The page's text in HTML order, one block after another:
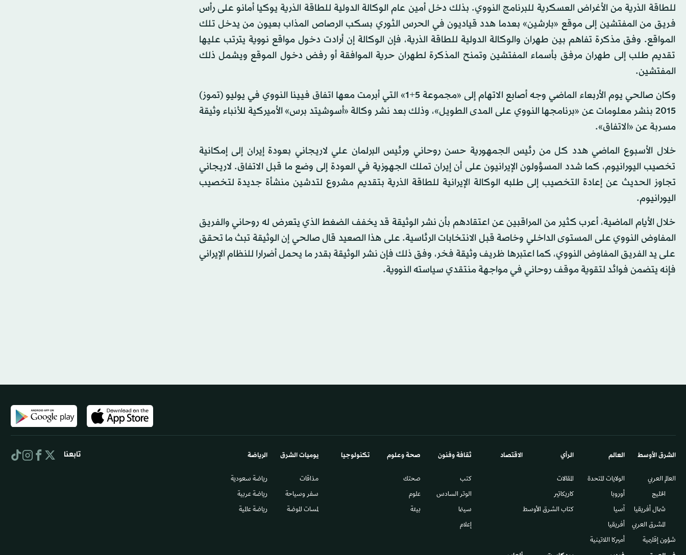
للطاقة الذرية من الأغراض العسكرية للبرنامج النووي. بذلك دخل أمين عام الوكالة الدولية للطاقة الذرية يوكيا أمانو على رأس
فريق من المفتشين إلى موقع «بارشين» بعدما هدد قياديون في الحرس الثوري بسكب الرصاص المذاب بعيون من يدخل تلك
المواقع. وفق مذكرة تفاهم بين طهران والوكالة الدولية للطاقة الذرية، فإن الوكالة إن أرادت دخول مواقع نووية يترتب عليها
تقديم طلب إلى طهران مرفق بأسماء المفتشين وتمنح المذكرة لطهران حرية الموافقة أو رفض دخول الموقع ويشمل ذلك
المفتشين.
وكان صالحي يوم الأربعاء الماضي وجه أصابع الاتهام إلى «مجموعة 5+1» التي أبرمت معها اتفاق فيينا النووي في يوليو (تموز)
2015 بنشر معلومات عن «برنامجها النووي على المدى الطويل»، وذلك بعد نشر وكالة «أسوشيتد برس» الأميركية للأنباء وثيقة
مسربة عن «الاتفاق».
خلال الأسبوع الماضي هدد كل من رئيس الجمهورية حسن روحاني ورئيس البرلمان علي لاريجاني بعودة إيران إلى إمكانية
تخصيب اليورانيوم، كما شدد المسؤولون الإيرانيون على أن إيران تملك الجهوزية في العودة إلى وضع ما قبل الاتفاق. لاريجاني
تجاوز الحديث عن إعادة التخصيب إلى طلبه الوكالة الإيرانية للطاقة الذرية بتقديم مشروع لتدشين منشأة جديدة لتخصيب
اليورانيوم.
خلال الأيام الماضية، أعرب كثير من المراقبين عن اعتقادهم بأن نشر الوثيقة قد يخفف الضغط الذي يتعرض له روحاني والفريق
المفاوض النووي على المستوى الداخلي وخاصة قبل الانتخابات الرئاسية. على هذا الصعيد قال صالحي إن الوثيقة تبث ما تحقق
على يد الفريق المفاوض النووي، كما اعتبرها ظريف وثيقة فخر، وفق ذلك فإن نشر الوثيقة بقدر ما يحمل أضرارا للنظام الإيراني
فإنه يتضمن فوائد لتقوية موقف روحاني في مواجهة منتقدي سياسته النووية.
الشرق الأوسط​
العالم العربي
الخليج
شمال أفريقيا
المشرق العربي
شؤون إقليمية
العالم
الولايات المتحدة
أوروبا
آسيا
أفريقيا
أميركا اللاتينية
الرأي
المقالات
كاريكاتير
كتاب الشرق الأوسط
الاقتصاد ثقافة وفنون
كتب
الوتر السادس​
سينما
إعلام
صحة وعلوم
صحتك
علوم
بيئة
تكنولوجيا يوميات الشرق​
مذاقات
سفر وسياحة
لمسات الموضة
الرياضة
رياضة سعودية
رياضة عربية
رياضة عالمية
تابعنا